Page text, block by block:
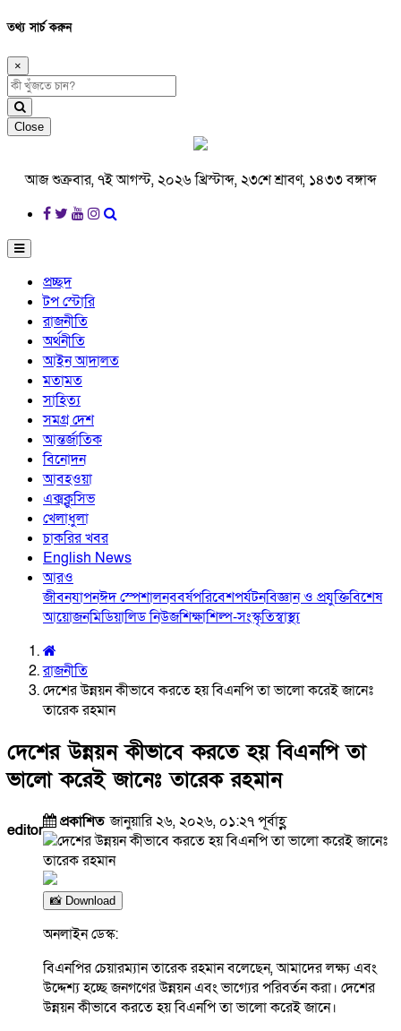
তথ্য সার্চ করুন
×
Close
আজ শুক্রবার, ৭ই আগস্ট, ২০২৬ খ্রিস্টাব্দ, ২৩শে শ্রাবণ, ১৪৩৩ বঙ্গাব্দ
প্রচ্ছদ
টপ স্টোরি
রাজনীতি
অর্থনীতি
আইন আদালত
মতামত
সাহিত্য
সমগ্র দেশ
আন্তর্জাতিক
বিনোদন
আবহওয়া
এক্সক্লুসিভ
খেলাধুলা
চাকরির খবর
English News
আরও
জীবনযাপনঈদ স্পেশালনববর্ষপরিবেশপর্যটনবিজ্ঞান ও প্রযুক্তিবিশেষ
আয়োজনমিডিয়ালিড নিউজশিক্ষাশিল্প-সংস্কৃতিস্বাস্থ্য
রাজনীতি
দেশের উন্নয়ন কীভাবে করতে হয় বিএনপি তা ভালো করেই জানেঃ
তারেক রহমান
দেশের উন্নয়ন কীভাবে করতে হয় বিএনপি তা
ভালো করেই জানেঃ তারেক রহমান
editor প্রকাশিতজানুয়ারি ২৬, ২০২৬, ০১:২৭ পূর্বাহ্ণ
📸 Download
অনলাইন ডেস্ক:
বিএনপির চেয়ারম্যান তারেক রহমান বলেছেন, আমাদের লক্ষ্য এবং
উদ্দেশ্য হচ্ছে জনগণের উন্নয়ন এবং ভাগ্যের পরিবর্তন করা। দেশের
উন্নয়ন কীভাবে করতে হয় বিএনপি তা ভালো করেই জানে।